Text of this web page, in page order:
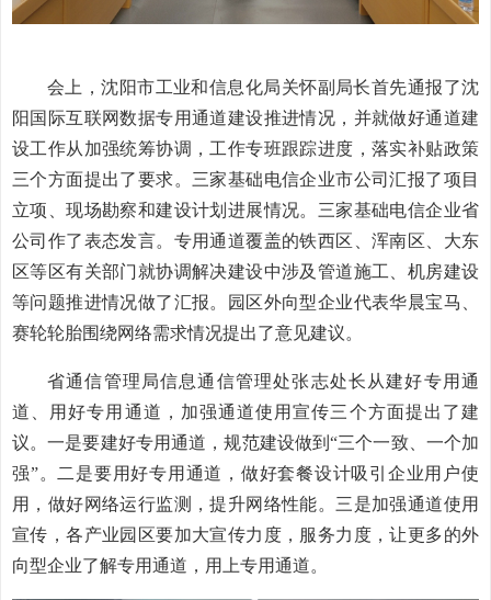
会上，沈阳市工业和信息化局关怀副局长首先通报了沈
阳国际互联网数据专用通道建设推进情况，并就做好通道建
设工作从加强统筹协调，工作专班跟踪进度，落实补贴政策
三个方面提出了要求。三家基础电信企业市公司汇报了项目
立项、现场勘察和建设计划进展情况。三家基础电信企业省
公司作了表态发言。专用通道覆盖的铁西区、浑南区、大东
区等区有关部门就协调解决建设中涉及管道施工、机房建设
等问题推进情况做了汇报。园区外向型企业代表华晨宝马、
赛轮轮胎围绕网络需求情况提出了意见建议。
省通信管理局信息通信管理处张志处长从建好专用通
道、用好专用通道，加强通道使用宣传三个方面提出了建
议。一是要建好专用通道，规范建设做到“三个一致、一个加
强”。二是要用好专用通道，做好套餐设计吸引企业用户使
用，做好网络运行监测，提升网络性能。三是加强通道使用
宣传，各产业园区要加大宣传力度，服务力度，让更多的外
向型企业了解专用通道，用上专用通道。